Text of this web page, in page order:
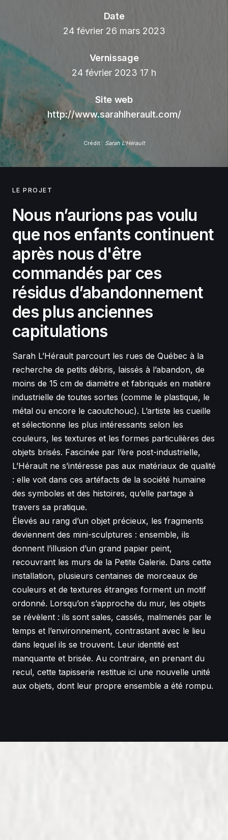
Date
24 février 26 mars 2023
Vernissage
24 février 2023 17 h
Site web
http://www.sarahlherault.com/
Crédit : Sarah L'Hérault
LE PROJET
Nous n’aurions pas voulu
que nos enfants continuent
après nous d'être
commandés par ces
résidus d’abandonnement
des plus anciennes
capitulations
Sarah L’Hérault parcourt les rues de Québec à la
recherche de petits débris, laissés à l’abandon, de
moins de 15 cm de diamètre et fabriqués en matière
industrielle de toutes sortes (comme le plastique, le
métal ou encore le caoutchouc). L’artiste les cueille
et sélectionne les plus intéressants selon les
couleurs, les textures et les formes particulières des
objets brisés. Fascinée par l’ère post-industrielle,
L’Hérault ne s’intéresse pas aux matériaux de qualité
: elle voit dans ces artéfacts de la société humaine
des symboles et des histoires, qu’elle partage à
travers sa pratique.
Élevés au rang d’un objet précieux, les fragments
deviennent des mini-sculptures : ensemble, ils
donnent l’illusion d’un grand papier peint,
recouvrant les murs de la Petite Galerie. Dans cette
installation, plusieurs centaines de morceaux de
couleurs et de textures étranges forment un motif
ordonné. Lorsqu’on s’approche du mur, les objets
se révèlent : ils sont sales, cassés, malmenés par le
temps et l’environnement, contrastant avec le lieu
dans lequel ils se trouvent. Leur identité est
manquante et brisée. Au contraire, en prenant du
recul, cette tapisserie restitue ici une nouvelle unité
aux objets, dont leur propre ensemble a été rompu.